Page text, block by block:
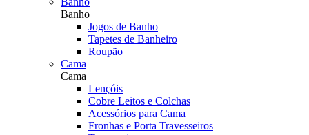
Banho
Jogos de Banho
Tapetes de Banheiro
Roupão
Cama
Cama
Lençóis
Cobre Leitos e Colchas
Acessórios para Cama
Fronhas e Porta Travesseiros